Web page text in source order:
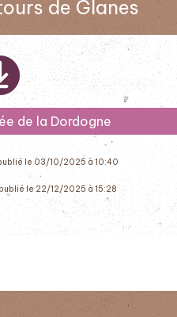
de Glanes
de la Dordogne
le 03/10/2025 à 10:40
publié le 22/12/2025 à 15:28